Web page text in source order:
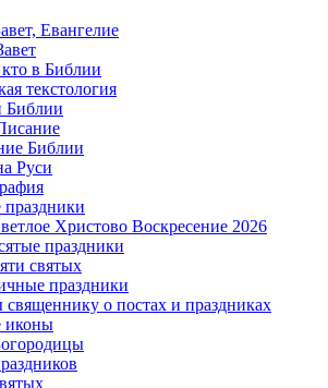
Евангелие
кто в Библии
текстология
Библии
Библии
Руси
Христово Воскресение 2026
праздники
святых
праздники
о постах и праздниках
иконы